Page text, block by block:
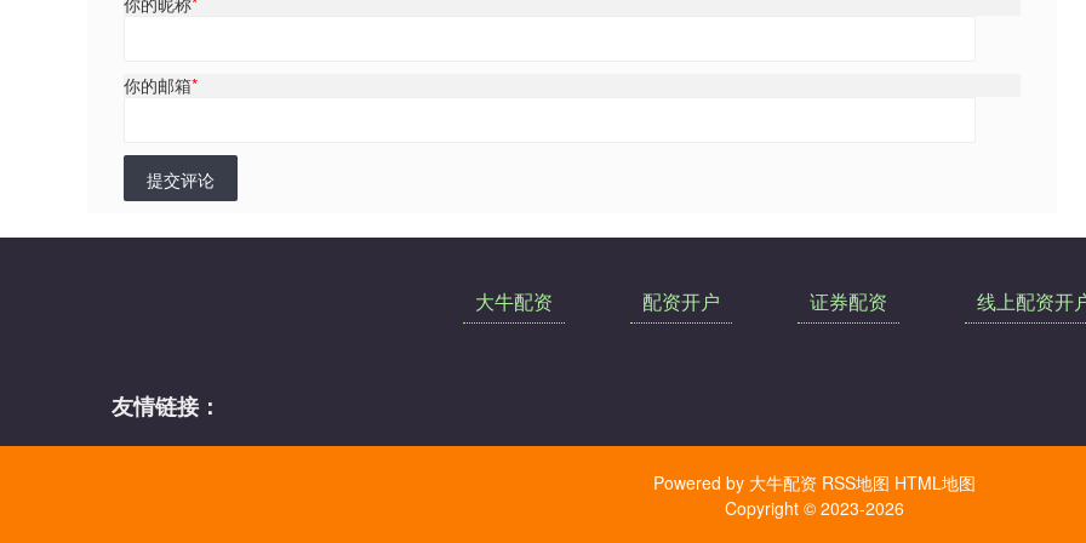
你的邮箱*
提交评论
大牛配资 配资开户 证券配资 线上配资开
友情链接：
Powered by 大牛配资 RSS地图 HTML地图
Copyright © 2023-2026